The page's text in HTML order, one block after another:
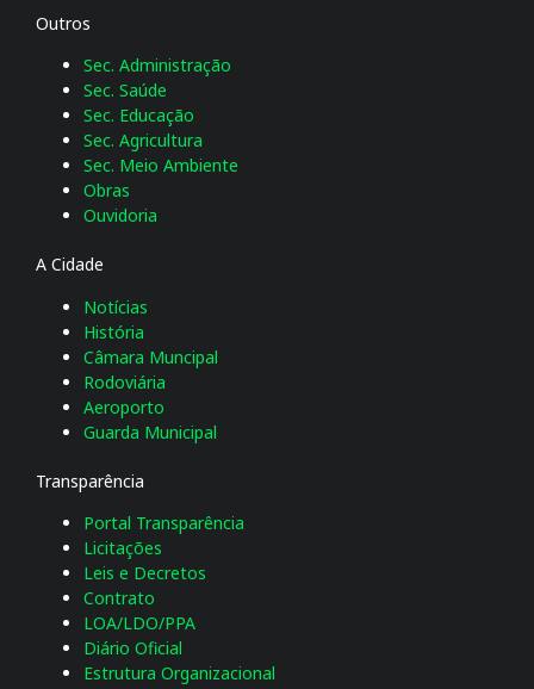
A Cidade
Notícias
História
Câmara Muncipal
Rodoviária
Aeroporto
Guarda Municipal
Transparência
Portal Transparência
Licitações
Leis e Decretos
Contrato
LOA/LDO/PPA
Diário Oficial
Estrutura Organizacional
Outros
Sec. Administração
Sec. Saúde
Sec. Educação
Sec. Agricultura
Sec. Meio Ambiente
Obras
Ouvidoria